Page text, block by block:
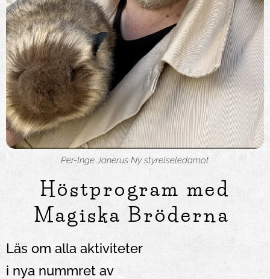
Per-Inge Janerus Ny styrelseledamot
Höstprogram med
Magiska Bröderna
Läs om alla aktiviteter
i nya nummret av